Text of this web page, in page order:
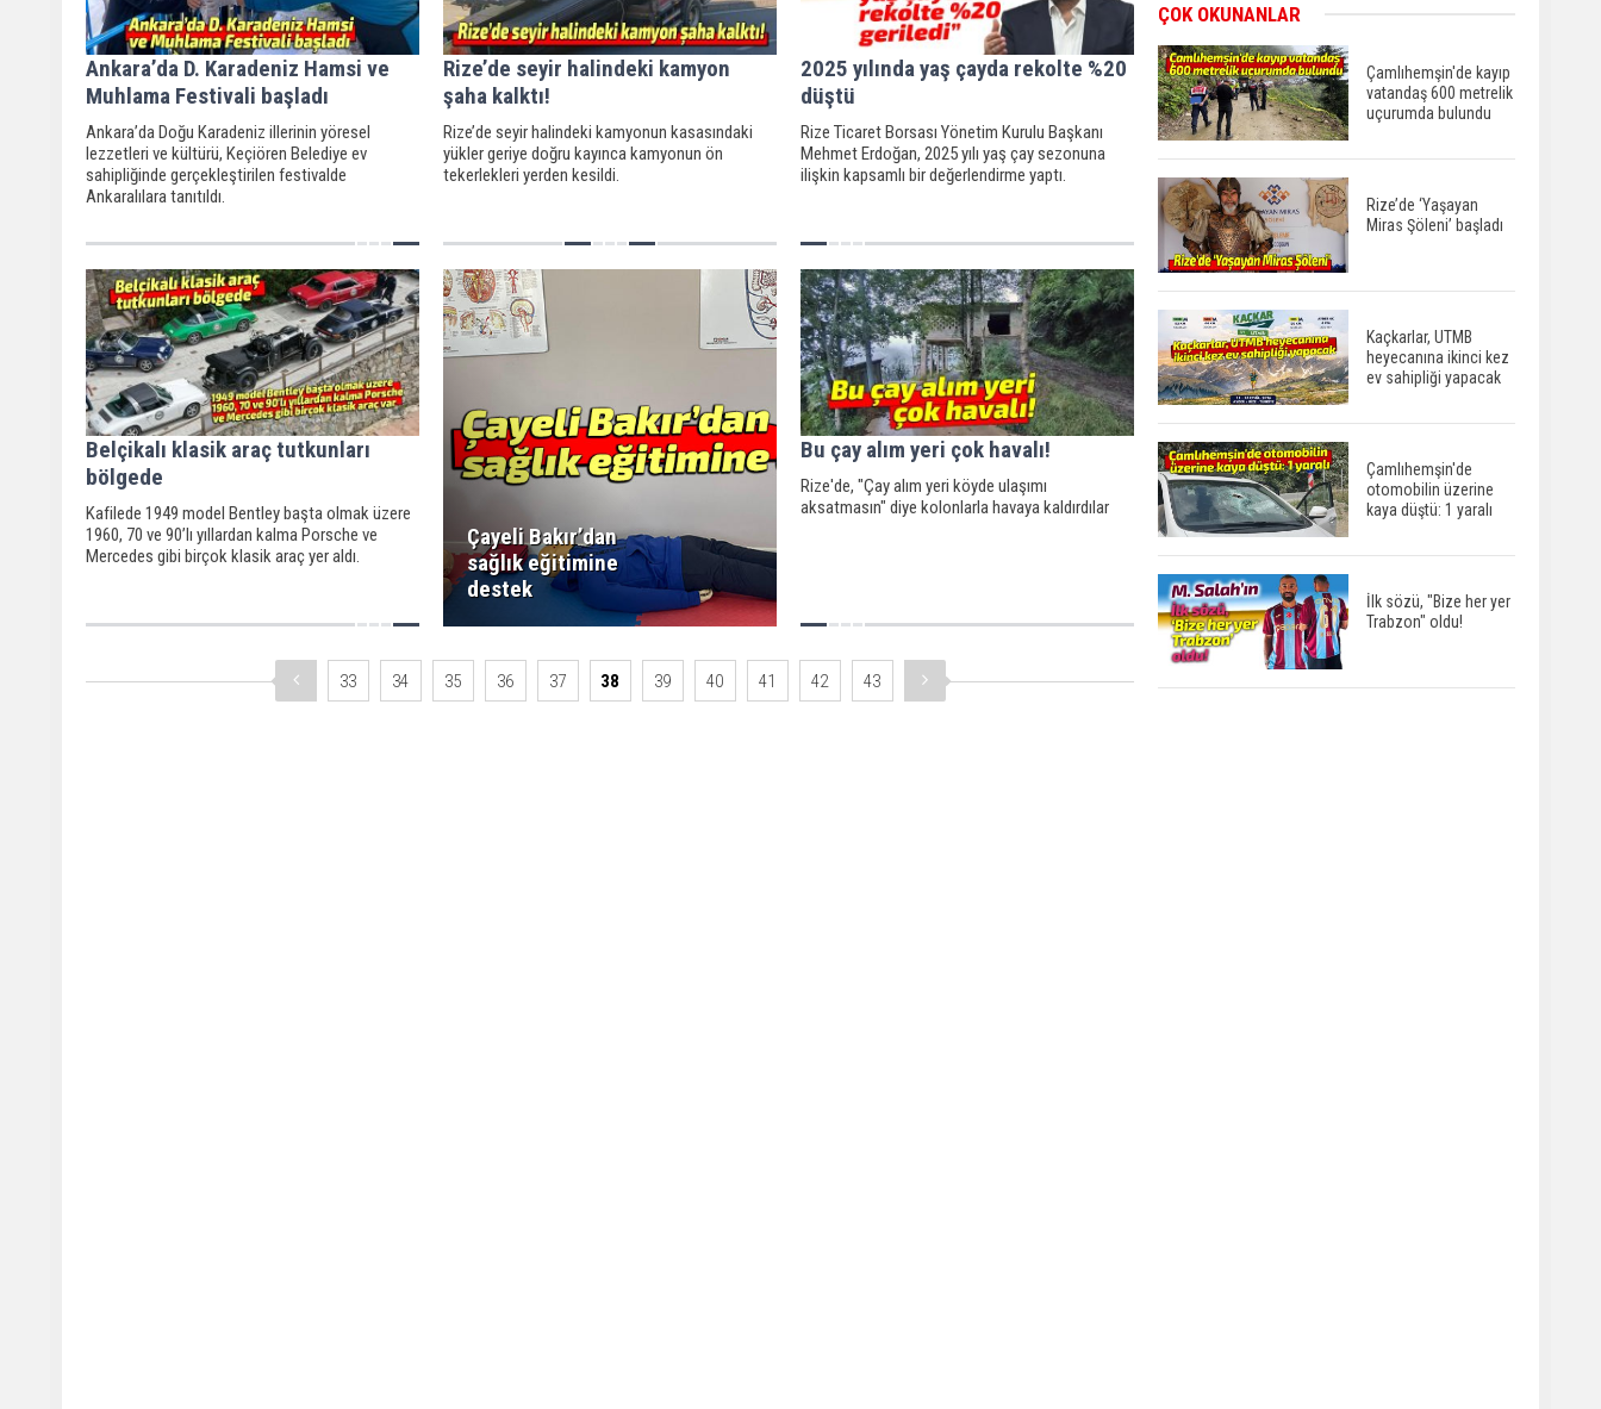
Ankara’da D. Karadeniz Hamsi ve
Muhlama Festivali başladı
Ankara’da Doğu Karadeniz illerinin yöresel
lezzetleri ve kültürü, Keçiören Belediye ev
sahipliğinde gerçekleştirilen festivalde
Ankaralılara tanıtıldı.
Rize’de seyir halindeki kamyon
şaha kalktı!
Rize’de seyir halindeki kamyonun kasasındaki
yükler geriye doğru kayınca kamyonun ön
tekerlekleri yerden kesildi.
2025 yılında yaş çayda rekolte %20
düştü
Rize Ticaret Borsası Yönetim Kurulu Başkanı
Mehmet Erdoğan, 2025 yılı yaş çay sezonuna
ilişkin kapsamlı bir değerlendirme yaptı.
Belçikalı klasik araç tutkunları
bölgede
Kafilede 1949 model Bentley başta olmak üzere
1960, 70 ve 90’lı yıllardan kalma Porsche ve
Mercedes gibi birçok klasik araç yer aldı.
Çayeli Bakır’dan
sağlık eğitimine
destek
Bu çay alım yeri çok havalı!
Rize'de, "Çay alım yeri köyde ulaşımı
aksatmasın" diye kolonlarla havaya kaldırdılar
33 34 35 36 37 38 39 40 41 42 43
ÇOK OKUNANLAR
Çamlıhemşin'de kayıp
vatandaş 600 metrelik
uçurumda bulundu
Rize’de ‘Yaşayan
Miras Şöleni’ başladı
Kaçkarlar, UTMB
heyecanına ikinci kez
ev sahipliği yapacak
Çamlıhemşin'de
otomobilin üzerine
kaya düştü: 1 yaralı
İlk sözü, "Bize her yer
Trabzon" oldu!